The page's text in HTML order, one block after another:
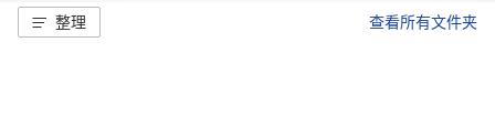
整理 查看所有文件夹